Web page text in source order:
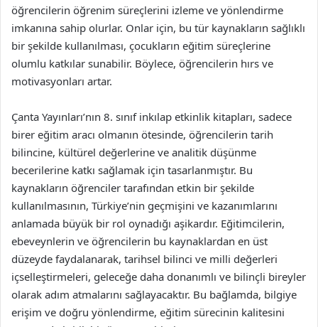
öğrencilerin öğrenim süreçlerini izleme ve yönlendirme
imkanına sahip olurlar. Onlar için, bu tür kaynakların sağlıklı
bir şekilde kullanılması, çocukların eğitim süreçlerine
olumlu katkılar sunabilir. Böylece, öğrencilerin hırs ve
motivasyonları artar.
Çanta Yayınları’nın 8. sınıf inkılap etkinlik kitapları, sadece
birer eğitim aracı olmanın ötesinde, öğrencilerin tarih
bilincine, kültürel değerlerine ve analitik düşünme
becerilerine katkı sağlamak için tasarlanmıştır. Bu
kaynakların öğrenciler tarafından etkin bir şekilde
kullanılmasının, Türkiye’nin geçmişini ve kazanımlarını
anlamada büyük bir rol oynadığı aşikardır. Eğitimcilerin,
ebeveynlerin ve öğrencilerin bu kaynaklardan en üst
düzeyde faydalanarak, tarihsel bilinci ve milli değerleri
içselleştirmeleri, geleceğe daha donanımlı ve bilinçli bireyler
olarak adım atmalarını sağlayacaktır. Bu bağlamda, bilgiye
erişim ve doğru yönlendirme, eğitim sürecinin kalitesini